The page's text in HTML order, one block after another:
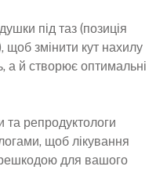
під таз (позиція
змінити кут нахилу
а й створює оптимальні
та репродуктологи
щоб лікування
для вашого